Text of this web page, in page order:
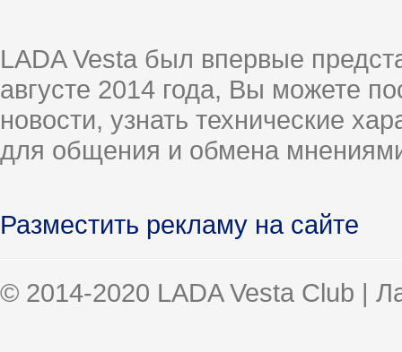
LADA Vesta был впервые
августе 2014 года, Вы можете
новости, узнать технические
для общения и обмена
Разместить рекламу на сайте
© 2014-2020 LADA Vesta Club |